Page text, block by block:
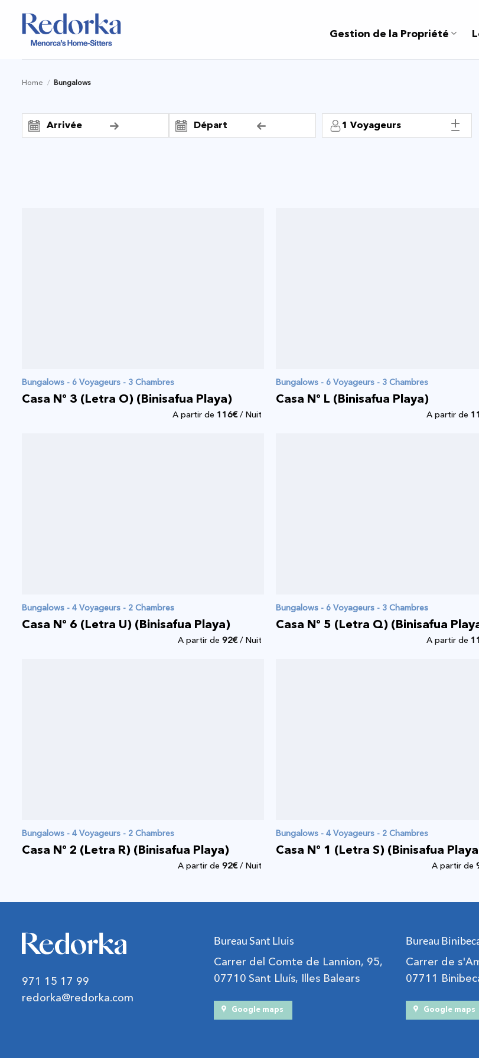
content
Gestion de la Propriété
Home / Bungalows
Arrivée Départ 1 Voyageurs
Bungalows - 6 Voyageurs - 3 Chambres
Casa Nº 3 (Letra O) (Binisafua Playa)
A partir de 116€/ Nuit
Bungalows - 6 Voyageurs - 3 Chambres
Casa Nº L (Binisafua Playa)
A partir de
Bungalows - 4 Voyageurs - 2 Chambres
Casa Nº 6 (Letra U) (Binisafua Playa)
A partir de92€/ Nuit
Bungalows - 6 Voyageurs - 3 Chambres
Casa Nº 5 (Letra Q) (Binisafua
A partir de
Bungalows - 4 Voyageurs - 2 Chambres
Casa Nº 2 (Letra R) (Binisafua Playa)
A partir de92€/ Nuit
Bungalows - 4 Voyageurs - 2 Chambres
Casa Nº 1 (Letra S) (Binisafua
A partir de
971 15 17 99
redorka@redorka.com
Bureau Sant Lluis
Carrer del Comte de Lannion, 95,
07710 Sant Lluís, Illes Balears
Google maps
Bureau
Carrer de
07711
Google maps